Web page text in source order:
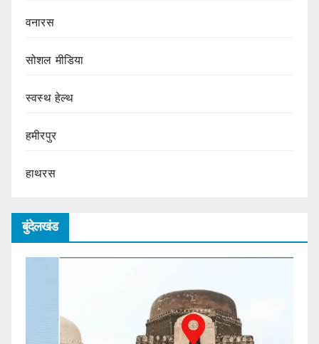
वनारस
सोशल मीडिया
स्वस्थ हेल्थ
हमीरपुर
हाथरस
बुंदेलखंड